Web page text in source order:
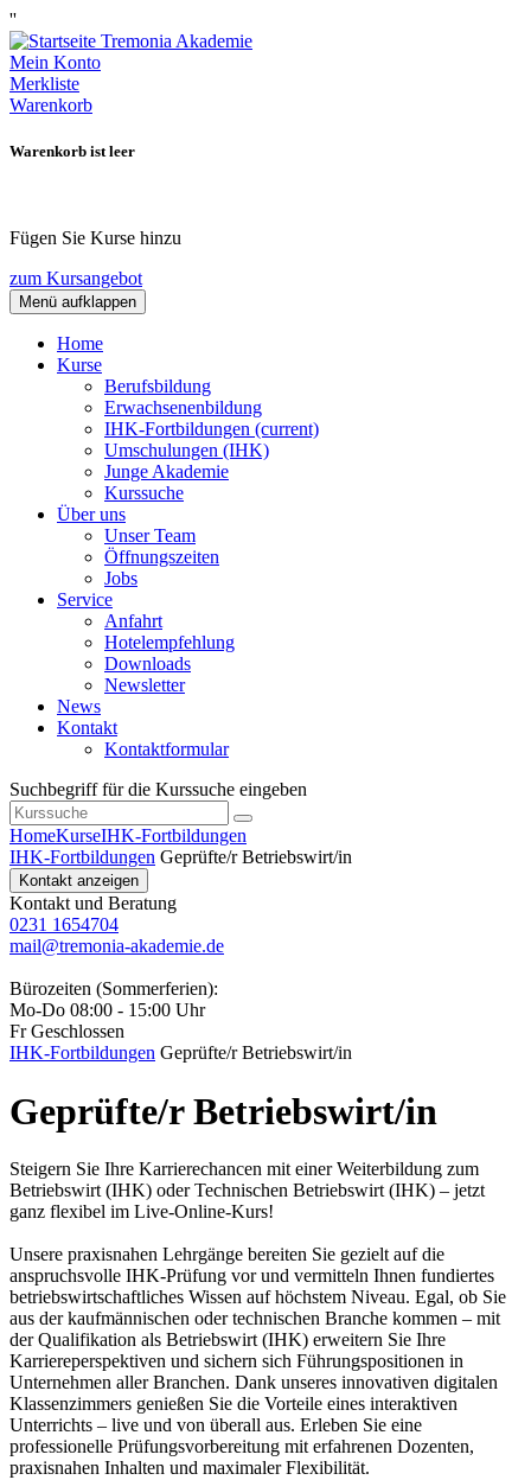
''
Mein Konto
Merkliste
Warenkorb
Warenkorb ist leer
Fügen Sie Kurse hinzu
zum Kursangebot
Menü aufklappen
Home
Kurse
Berufsbildung
Erwachsenenbildung
IHK-Fortbildungen (current)
Umschulungen (IHK)
Junge Akademie
Kurssuche
Über uns
Unser Team
Öffnungszeiten
Jobs
Service
Anfahrt
Hotelempfehlung
Downloads
Newsletter
News
Kontakt
Kontaktformular
Suchbegriff für die Kurssuche eingeben
HomeKurseIHK-Fortbildungen
IHK-Fortbildungen Geprüfte/r Betriebswirt/in
Kontakt anzeigen
Kontakt und Beratung
0231 1654704
mail@tremonia-akademie.de
Bürozeiten (Sommerferien):
Mo-Do 08:00 - 15:00 Uhr
Fr Geschlossen
IHK-Fortbildungen Geprüfte/r Betriebswirt/in
Geprüfte/r Betriebswirt/in
Steigern Sie Ihre Karrierechancen mit einer Weiterbildung zum
Betriebswirt (IHK) oder Technischen Betriebswirt (IHK) – jetzt
ganz flexibel im Live-Online-Kurs!
Unsere praxisnahen Lehrgänge bereiten Sie gezielt auf die
anspruchsvolle IHK-Prüfung vor und vermitteln Ihnen fundiertes
betriebswirtschaftliches Wissen auf höchstem Niveau. Egal, ob Sie
aus der kaufmännischen oder technischen Branche kommen – mit
der Qualifikation als Betriebswirt (IHK) erweitern Sie Ihre
Karriereperspektiven und sichern sich Führungspositionen in
Unternehmen aller Branchen. Dank unseres innovativen digitalen
Klassenzimmers genießen Sie die Vorteile eines interaktiven
Unterrichts – live und von überall aus. Erleben Sie eine
professionelle Prüfungsvorbereitung mit erfahrenen Dozenten,
praxisnahen Inhalten und maximaler Flexibilität.